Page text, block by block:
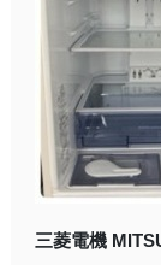
三菱電機